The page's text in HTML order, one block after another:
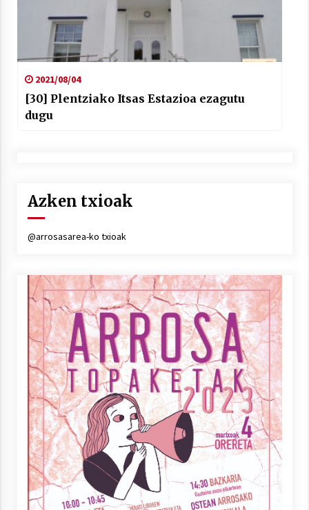
2021/08/04
[30] Plentziako Itsas Estazioa ezagutu
dugu
Azken txioak
@arrosasarea-ko txioak